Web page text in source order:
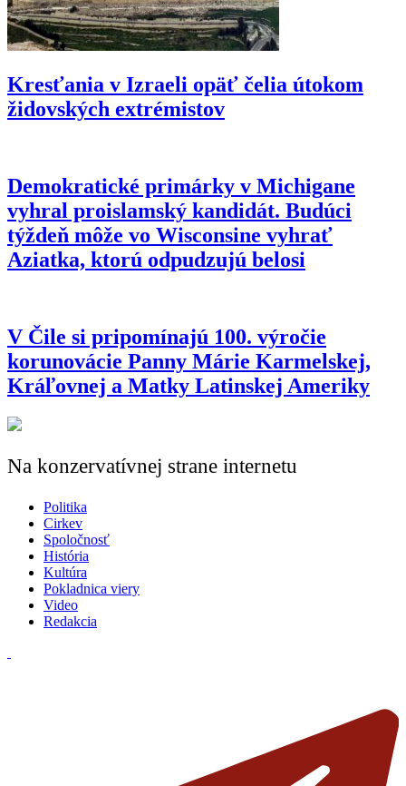
Kresťania v Izraeli opäť čelia útokom
židovských extrémistov
Demokratické primárky v Michigane
vyhral proislamský kandidát. Budúci
týždeň môže vo Wisconsine vyhrať
Aziatka, ktorú odpudzujú belosi
V Čile si pripomínajú 100. výročie
korunovácie Panny Márie Karmelskej,
Kráľovnej a Matky Latinskej Ameriky
Na konzervatívnej strane internetu
Politika
Cirkev
Spoločnosť
História
Kultúra
Pokladnica viery
Video
Redakcia